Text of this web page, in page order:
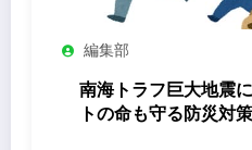
編集部
南海トラフ巨大地震
トの命も守る防災対